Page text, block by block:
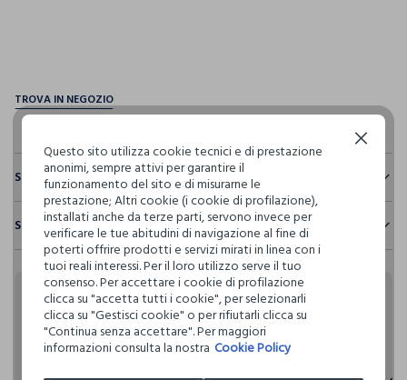
Sostenibilità e trasparenza
Sicurezza
Il 100% dei nostri articoli viene sottoposto a test chimico-
fisici, per verificarne il rispetto dei limiti che abbiamo
definito per l’uso di sostanze chimiche, talvolta anche più
restrittivi rispetto a quelli previsti dalla normativa
internazionale.
Clicca qui per vedere i dettagli
Spedizione e resi
Hai fino a 30 giorni dalla consegna del tuo ordine online per
cambiare idea e restituire i prodotti che hai acquistato.
Rendi speciali i tuoi
acquisti
Questo sito utilizza cookie tecnici e di prestazione
anonimi, sempre attivi per garantire il
funzionamento del sito e di misurarne le
prestazione; Altri cookie (i cookie di profilazione),
installati anche da terze parti, servono invece per
verificare le tue abitudini di navigazione al fine di
poterti offrire prodotti e servizi mirati in linea con i
tuoi reali interessi. Per il loro utilizzo serve il tuo
consenso. Per accettare i cookie di profilazione
clicca su "accetta tutti i cookie", per selezionarli
clicca su "Gestisci cookie" o per rifiutarli clicca su
"Continua senza accettare". Per maggiori
informazioni consulta la nostra Cookie Policy
Continua senza accettare